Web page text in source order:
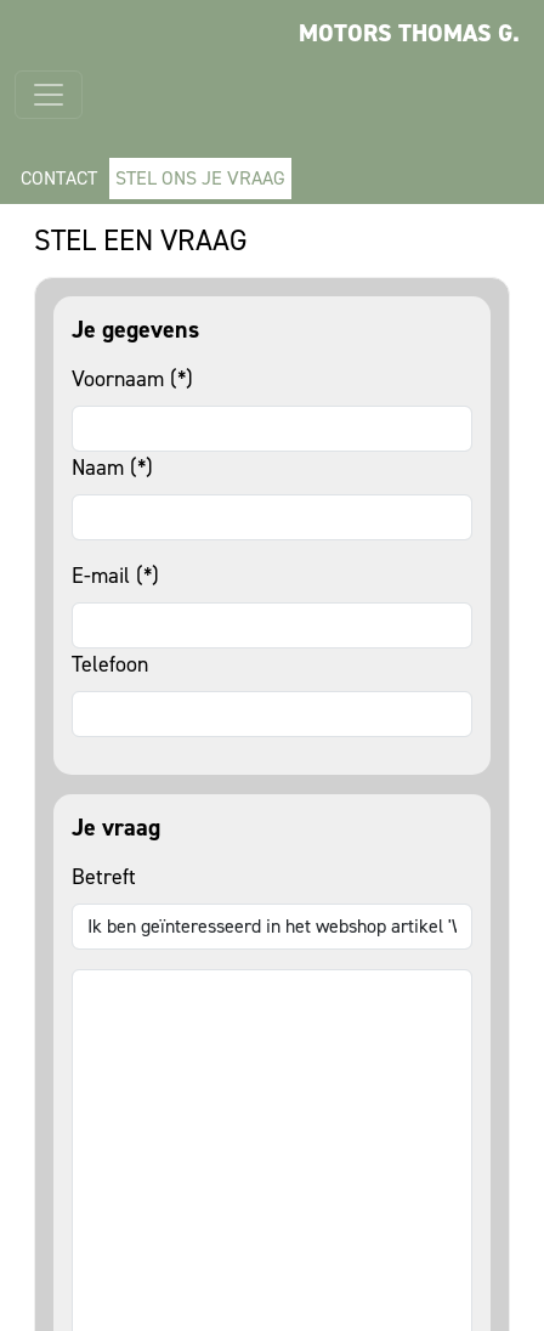
MOTORS THOMAS G.
CONTACT STEL ONS JE VRAAG
STEL EEN VRAAG
Je gegevens
Voornaam (*)
Naam (*)
E-mail (*)
Telefoon
Je vraag
Betreft